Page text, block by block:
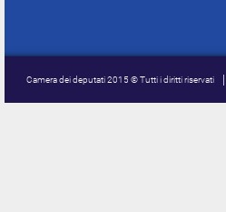
Camera dei deputati 2015 © Tutti i diritti riservati